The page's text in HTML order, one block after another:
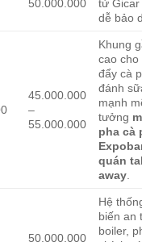
50.000.000
tử
dễ bảo
45.000.000
–
55.000.000
Khung
cao cho
đẩy cà
đánh
mạnh
tưởng
pha cà
quán
away.
50.000.000
Hệ
biến an
boiler,